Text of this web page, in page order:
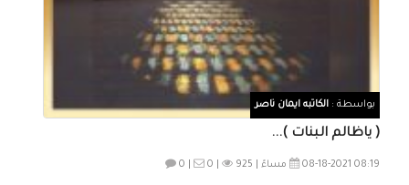
بواسطة :الكاتبه ايمان ناصر
( ياظالم البنات )...
08-18-2021 08:19 مساءً | 0 | 0 | 925